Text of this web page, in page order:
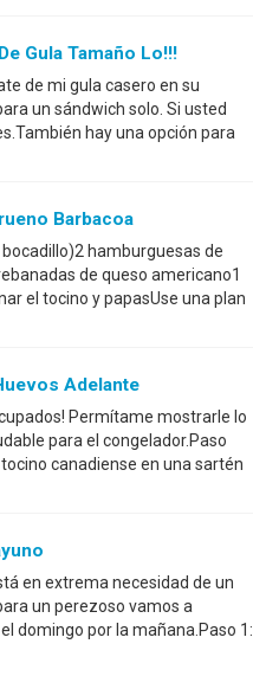
Gula Tamaño Lo!!!
de mi gula casero en su
un sándwich solo. Si usted
hay una opción para
Barbacoa
hamburguesas de
de queso americano1
el tocino y papasUse una plan
Adelante
Permítame mostrarle lo
para el congelador.Paso
canadiense en una sartén
en extrema necesidad de un
un perezoso vamos a
domingo por la mañana.Paso 1: